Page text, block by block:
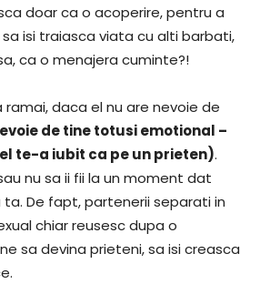
doar ca o acoperire, pentru a
isi traiasca viata cu alti barbati,
ca o menajera cuminte?!
daca el nu are nevoie de
de tine totusi emotional –
te-a iubit ca pe un prieten).
nu sa ii fii la un moment dat
De fapt, partenerii separati in
chiar reusesc dupa o
sa devina prieteni, sa isi creasca